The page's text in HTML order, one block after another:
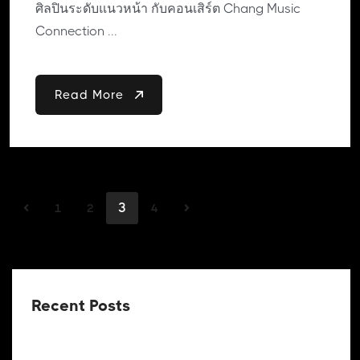
ศิลปินระดับแนวหน้า กับคอนเสิร์ต Chang Music
Connection ...
Read More
1 2 3 4
Recent Posts